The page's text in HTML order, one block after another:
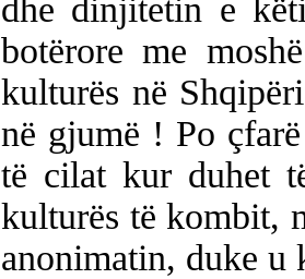
dhe dinjitetin e
botërore me
kulturës në
në gjumë ! Po
të cilat kur duhet
kulturës të kombit,
anonimatin, duke u